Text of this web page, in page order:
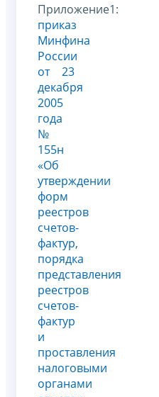
Приложение1:
приказ
Минфина
России
от 23
декабря
2005
года
№
155н
«Об
утверждении
форм
реестров
счетов-
фактур,
порядка
представления
реестров
счетов-
фактур
и
проставления
налоговыми
органами